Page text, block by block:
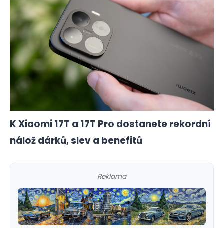
K Xiaomi 17T a 17T Pro dostanete rekordní
nálož dárků, slev a benefitů
Reklama